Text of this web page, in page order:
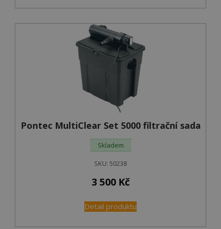
Pontec MultiClear Set 5000 filtrační sada
Skladem
SKU: 50238
3 500 Kč
Detail produktu